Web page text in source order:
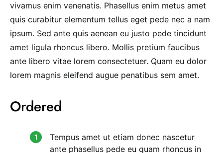
vivamus enim venenatis. Phasellus enim metus amet
quis curabitur elementum tellus eget pede nec a nam
ipsum. Sed ante quis aenean eu justo pede tincidunt
amet ligula rhoncus libero. Mollis pretium faucibus
ante libero vitae lorem consectetuer. Quam eu dolor
lorem magnis eleifend augue penatibus sem amet.
Ordered
Tempus amet ut etiam donec nascetur
ante phasellus pede eu quam rhoncus in